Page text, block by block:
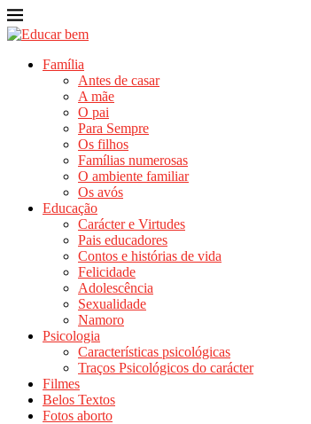
Família
Antes de casar
A mãe
O pai
Para Sempre
Os filhos
Famílias numerosas
O ambiente familiar
Os avós
Educação
Carácter e Virtudes
Pais educadores
Contos e histórias de vida
Felicidade
Adolescência
Sexualidade
Namoro
Psicologia
Características psicológicas
Traços Psicológicos do carácter
Filmes
Belos Textos
Fotos aborto